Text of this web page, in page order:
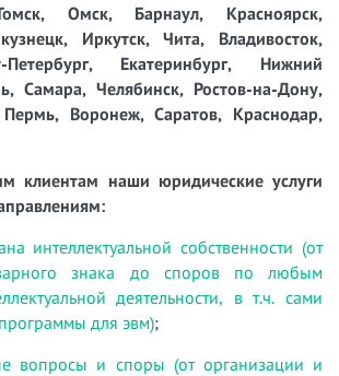
Омск, Барнаул, Красноярск,
Иркутск, Чита, Владивосток,
Екатеринбург, Нижний
Самара, Челябинск, Ростов-на-Дону,
Воронеж, Саратов, Краснодар,
клиентам наши юридические услуги
интеллектуальной собственности (от
знака до споров по любым
деятельности, в т.ч. сами
для эвм);
вопросы и споры (от организации и